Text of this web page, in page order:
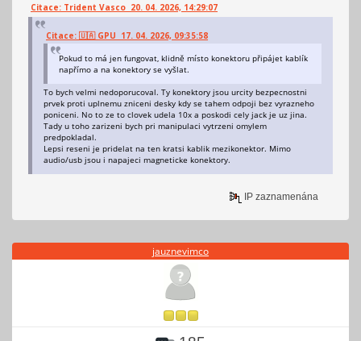
Citace: Trident Vasco 20. 04. 2026, 14:29:07
Citace: 🇺🇦 GPU 17. 04. 2026, 09:35:58
Pokud to má jen fungovat, klidně místo konektoru připájet kablík
napřímo a na konektory se vyšlat.
To bych velmi nedoporucoval. Ty konektory jsou urcity bezpecnostni
prvek proti uplnemu zniceni desky kdy se tahem odpoji bez vyrazneho
poniceni. No to ze to clovek udela 10x a poskodi cely jack je uz jina.
Tady u toho zarizeni bych pri manipulaci vytrzeni omylem
predpokladal.
Lepsi reseni je pridelat na ten kratsi kablik mezikonektor. Mimo
audio/usb jsou i napajeci magneticke konektory.
IP zaznamenána
jauznevimco